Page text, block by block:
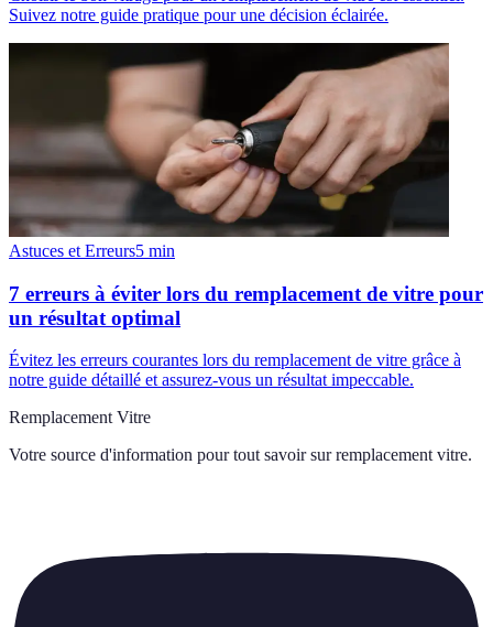
Suivez notre guide pratique pour une décision éclairée.
Astuces et Erreurs5 min
7 erreurs à éviter lors du remplacement de vitre pour
un résultat optimal
Évitez les erreurs courantes lors du remplacement de vitre grâce à
notre guide détaillé et assurez-vous un résultat impeccable.
Remplacement Vitre
Votre source d'information pour tout savoir sur remplacement vitre.